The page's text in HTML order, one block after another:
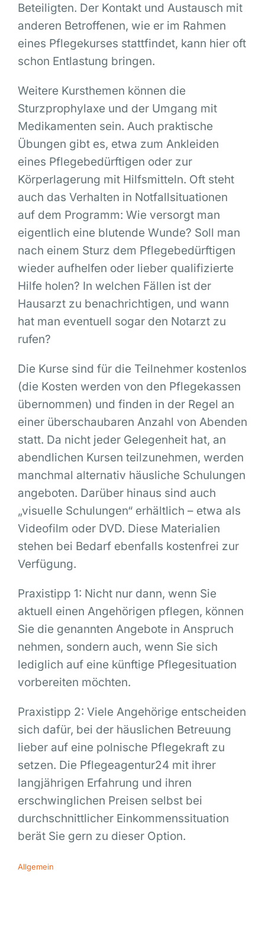
Beteiligten. Der Kontakt und Austausch mit
anderen Betroffenen, wie er im Rahmen
eines Pflegekurses stattfindet, kann hier oft
schon Entlastung bringen.
Weitere Kursthemen können die
Sturzprophylaxe und der Umgang mit
Medikamenten sein. Auch praktische
Übungen gibt es, etwa zum Ankleiden
eines Pflegebedürftigen oder zur
Körperlagerung mit Hilfsmitteln. Oft steht
auch das Verhalten in Notfallsituationen
auf dem Programm: Wie versorgt man
eigentlich eine blutende Wunde? Soll man
nach einem Sturz dem Pflegebedürftigen
wieder aufhelfen oder lieber qualifizierte
Hilfe holen? In welchen Fällen ist der
Hausarzt zu benachrichtigen, und wann
hat man eventuell sogar den Notarzt zu
rufen?
Die Kurse sind für die Teilnehmer kostenlos
(die Kosten werden von den Pflegekassen
übernommen) und finden in der Regel an
einer überschaubaren Anzahl von Abenden
statt. Da nicht jeder Gelegenheit hat, an
abendlichen Kursen teilzunehmen, werden
manchmal alternativ häusliche Schulungen
angeboten. Darüber hinaus sind auch
„visuelle Schulungen“ erhältlich – etwa als
Videofilm oder DVD. Diese Materialien
stehen bei Bedarf ebenfalls kostenfrei zur
Verfügung.
Praxistipp 1: Nicht nur dann, wenn Sie
aktuell einen Angehörigen pflegen, können
Sie die genannten Angebote in Anspruch
nehmen, sondern auch, wenn Sie sich
lediglich auf eine künftige Pflegesituation
vorbereiten möchten.
Praxistipp 2: Viele Angehörige entscheiden
sich dafür, bei der häuslichen Betreuung
lieber auf eine polnische Pflegekraft zu
setzen. Die Pflegeagentur24 mit ihrer
langjährigen Erfahrung und ihren
erschwinglichen Preisen selbst bei
durchschnittlicher Einkommenssituation
berät Sie gern zu dieser Option.
Allgemein